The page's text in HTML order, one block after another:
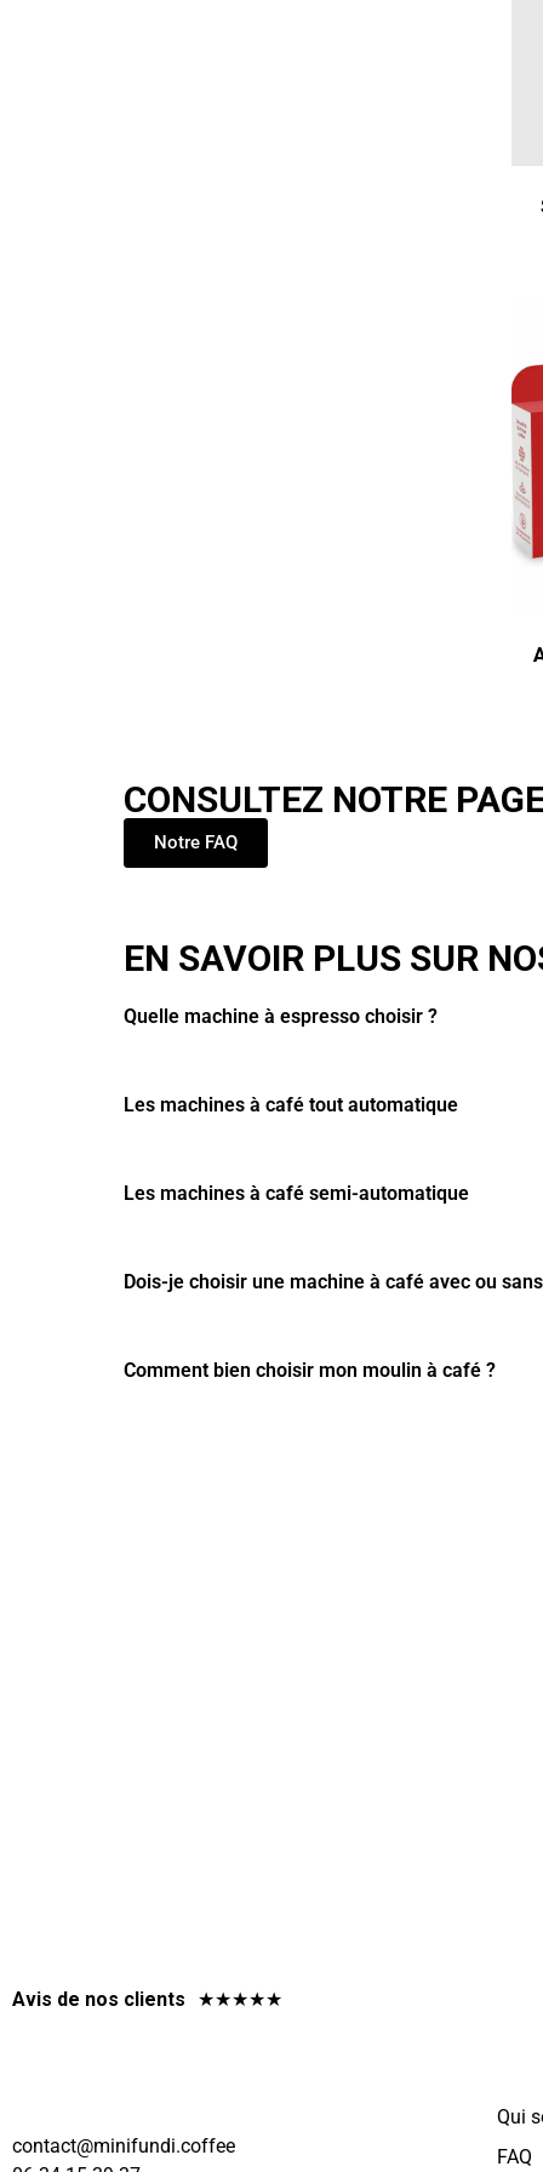
CONSULTEZ NOTRE
Notre FAQ
EN SAVOIR PLUS SUR
Quelle machine à espresso choisir ?
Les machines à café tout automatique
Les machines à café semi-automatique
Dois-je choisir une machine à café avec ou
Comment bien choisir mon moulin à café ?
Avis de nos clients ★★★★★
eeffoc.idnufinim
@tcatnoc
Qui
FAQ